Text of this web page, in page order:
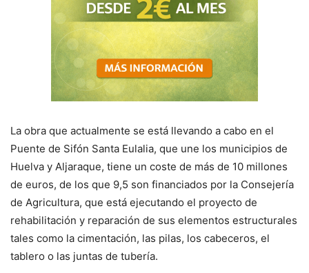
La obra que actualmente se está llevando a cabo en el
Puente de Sifón Santa Eulalia, que une los municipios de
Huelva y Aljaraque, tiene un coste de más de 10 millones
de euros, de los que 9,5 son financiados por la Consejería
de Agricultura, que está ejecutando el proyecto de
rehabilitación y reparación de sus elementos estructurales
tales como la cimentación, las pilas, los cabeceros, el
tablero o las juntas de tubería.